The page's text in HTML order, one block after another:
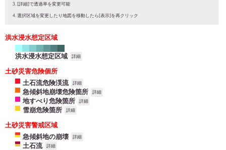
[詳細]で透過率を変更可能
選択区域を変更したり地図を移動したら[表示]を再クリック
洪水浸水想定区域
洪水浸水想定区域 詳細
土砂災害危険個所
土石流危険渓流
詳細
急傾斜地崩壊危険箇所 詳細
地すべり危険箇所 詳細
雪崩危険箇所 詳細
土砂災害警戒区域
急傾斜地の崩壊
詳細
土石流 詳細